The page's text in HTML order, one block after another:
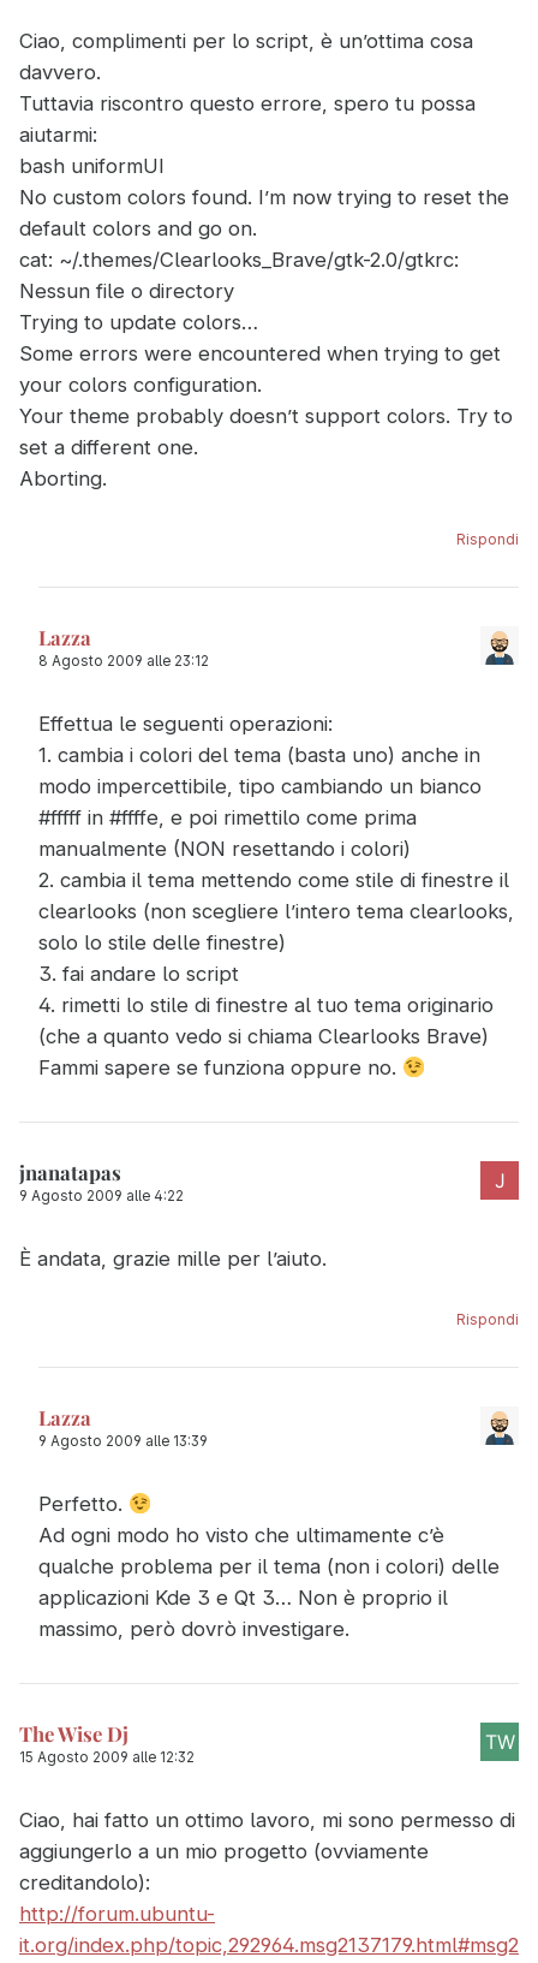
Ciao, complimenti per lo script, è un’ottima cosa
davvero.
Tuttavia riscontro questo errore, spero tu possa
aiutarmi:
bash uniformUI
No custom colors found. I’m now trying to reset the
default colors and go on.
cat: ~/.themes/Clearlooks_Brave/gtk-2.0/gtkrc:
Nessun file o directory
Trying to update colors…
Some errors were encountered when trying to get
your colors configuration.
Your theme probably doesn’t support colors. Try to
set a different one.
Aborting.
Rispondi
Lazza
8 Agosto 2009 alle 23:12
Effettua le seguenti operazioni:
1. cambia i colori del tema (basta uno) anche in
modo impercettibile, tipo cambiando un bianco
#fffff in #ffffe, e poi rimettilo come prima
manualmente (NON resettando i colori)
2. cambia il tema mettendo come stile di finestre il
clearlooks (non scegliere l’intero tema clearlooks,
solo lo stile delle finestre)
3. fai andare lo script
4. rimetti lo stile di finestre al tuo tema originario
(che a quanto vedo si chiama Clearlooks Brave)
Fammi sapere se funziona oppure no.
jnanatapas
9 Agosto 2009 alle 4:22
È andata, grazie mille per l’aiuto.
Rispondi
Lazza
9 Agosto 2009 alle 13:39
Perfetto.
Ad ogni modo ho visto che ultimamente c’è
qualche problema per il tema (non i colori) delle
applicazioni Kde 3 e Qt 3… Non è proprio il
massimo, però dovrò investigare.
The Wise Dj
15 Agosto 2009 alle 12:32
Ciao, hai fatto un ottimo lavoro, mi sono permesso di
aggiungerlo a un mio progetto (ovviamente
creditandolo):
http://forum.ubuntu-
it.org/index.php/topic,292964.msg2137179.html#msg2